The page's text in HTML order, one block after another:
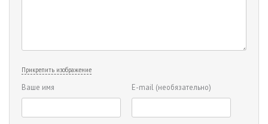
Прикрепить изображение
Ваше имя E-mail (необязательно)